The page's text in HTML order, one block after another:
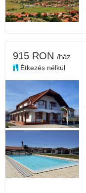
915 RON /ház
Étkezés nélkül